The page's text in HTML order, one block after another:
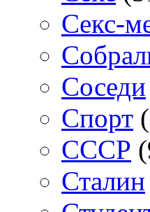
Секс-
Соседи
Спорт
СССР
Сталин